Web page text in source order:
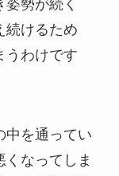
勢が続く
続けるため
うわけです
中を通ってい
なってしま